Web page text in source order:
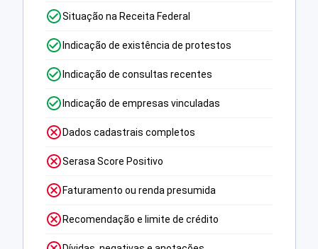
Situação na Receita Federal
Indicação de existência de protestos
Indicação de consultas recentes
Indicação de empresas vinculadas
Dados cadastrais completos
Serasa Score Positivo
Faturamento ou renda presumida
Recomendação e limite de crédito